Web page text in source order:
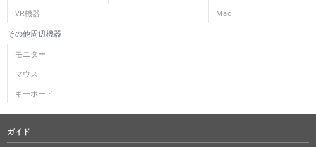
VR機器 Mac
その他周辺機器
モニター
マウス
キーボード
ガイド